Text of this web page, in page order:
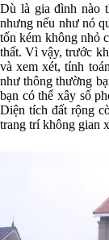
Dù là gia đình nào
nhưng nếu như nó
tốn kém không nhỏ
thất. Vì vậy, trước
và xem xét, tính
như thông thường
bạn có thể xây số
Diện tích đất rộng
trang trí không gian